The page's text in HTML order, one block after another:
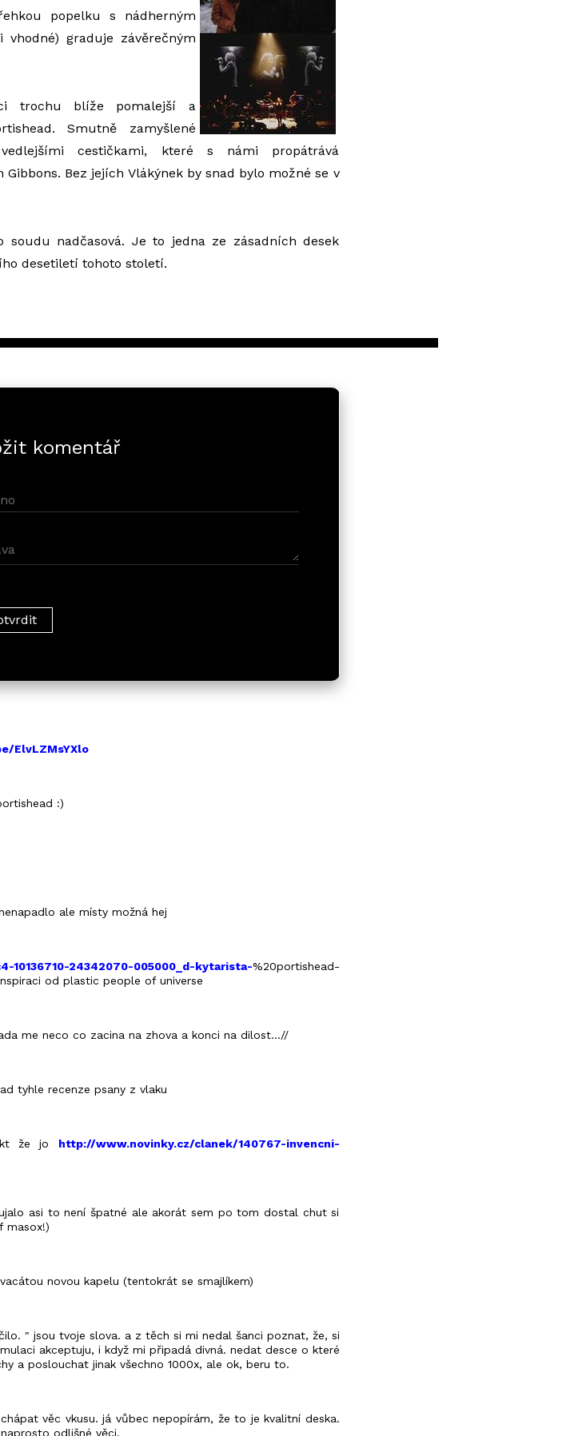
popelku s nádherným
graduje závěrečným
trochu blíže pomalejší a
Smutně zamyšlené
cestičkami, které s námi propátrává
Bez jejích Vlákýnek by snad bylo možné se v
nadčasová. Je to jedna ze zásadních desek
desetiletí tohoto století.
komentář
ElvLZMsYXlo
:)
ale místy možná hej
10136710-24342070-005000_d-kytarista-%20portishead-
od plastic people of universe
me neco co zacina na zhova a konci na dilost...//
tyhle recenze psany z vlaku
že jo http://www.novinky.cz/clanek/140767-invencni-
asi to není špatné ale akorát sem po tom dostal chut si
masox!)
novou kapelu (tentokrát se smajlíkem)
" jsou tvoje slova. a z těch si mi nedal šanci poznat, že, si
akceptuju, i když mi připadá divná. nedat desce o které
a poslouchat jinak všechno 1000x, ale ok, beru to.
věc vkusu. já vůbec nepopírám, že to je kvalitní deska.
odlišné věci.